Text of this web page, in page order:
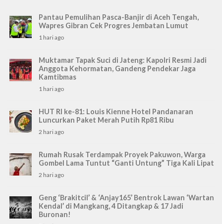
Pantau Pemulihan Pasca-Banjir di Aceh Tengah,
Wapres Gibran Cek Progres Jembatan Lumut
1 hari ago
Muktamar Tapak Suci di Jateng: Kapolri Resmi Jadi
Anggota Kehormatan, Gandeng Pendekar Jaga
Kamtibmas
1 hari ago
HUT RI ke-81: Louis Kienne Hotel Pandanaran
Luncurkan Paket Merah Putih Rp81 Ribu
2 hari ago
Rumah Rusak Terdampak Proyek Pakuwon, Warga
Gombel Lama Tuntut “Ganti Untung” Tiga Kali Lipat
2 hari ago
Geng ‘Brakitcil’ & ‘Anjay165’ Bentrok Lawan ‘Wartan
Kendal’ di Mangkang, 4 Ditangkap & 17 Jadi
Buronan!